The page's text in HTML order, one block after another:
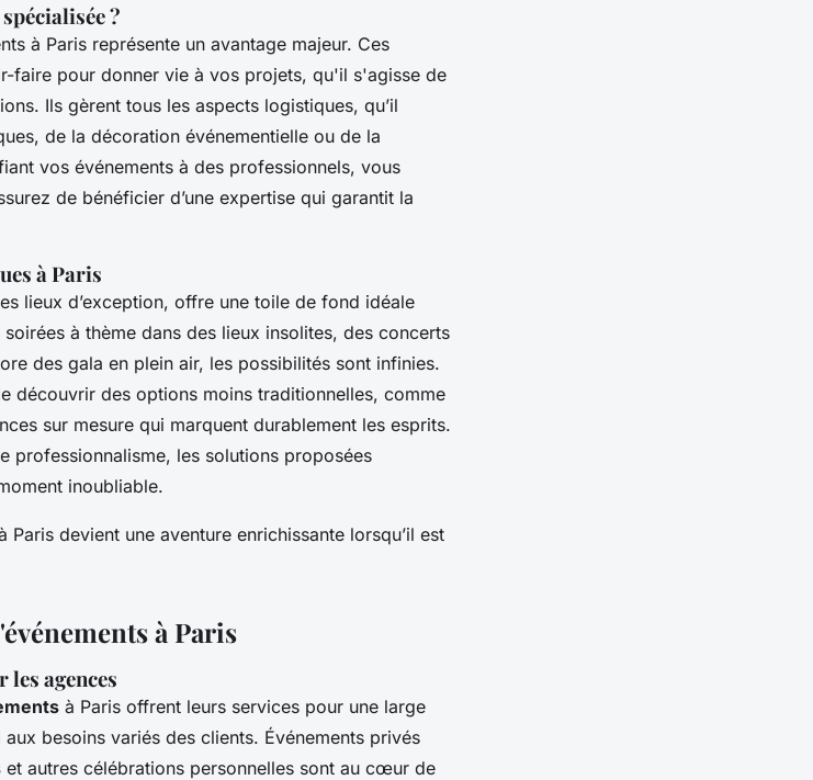
?
à Paris représente un avantage majeur. Ces
faire pour donner vie à vos projets, qu'il s'agisse de
Ils gèrent tous les aspects logistiques, qu’il
de la décoration événementielle ou de la
vos événements à des professionnels, vous
de bénéficier d’une expertise qui garantit la
à Paris
lieux d’exception, offre une toile de fond idéale
à thème dans des lieux insolites, des concerts
des gala en plein air, les possibilités sont infinies.
découvrir des options moins traditionnelles, comme
sur mesure qui marquent durablement les esprits.
professionnalisme, les solutions proposées
inoubliable.
Paris devient une aventure enrichissante lorsqu’il est
à Paris
les agences
à Paris offrent leurs services pour une large
besoins variés des clients. Événements privés
et autres célébrations personnelles sont au cœur de